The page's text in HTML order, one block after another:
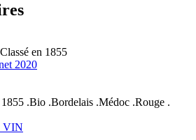
en 1855
2020
1855 .Bio .Bordelais .Médoc .Rouge .
VIN